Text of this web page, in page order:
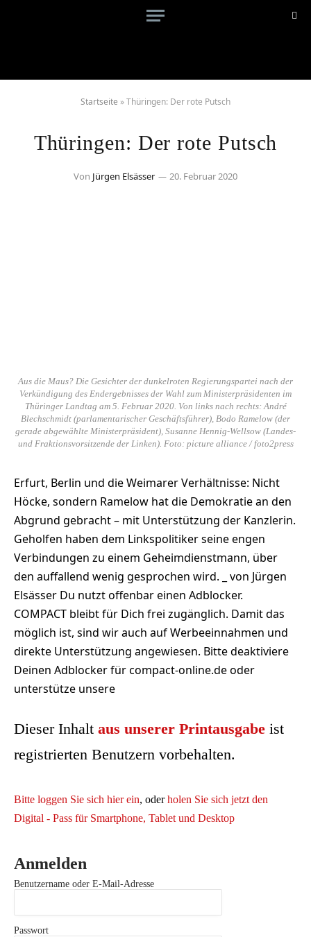
Startseite »Thüringen: Der rote Putsch
Thüringen: Der rote Putsch
Von Jürgen Elsässer 20. Februar 2020
Aus die Maus? Die Gesichter der dunkelroten Regierungspartei nach der
Verkündigung des Endergebnisses der Wahl zum Ministerpräsidenten im
Thüringer Landtag am 5. Februar 2020. Von links nach rechts: André
Blechschmidt (parlamentarischer Geschäftsführer), Bodo Ramelow (der
gerade abgewählte Ministerpräsident), Susanne Hennig-Wellsow (Landes-
und Fraktionsvorsitzende der Linken). Foto: picture alliance / foto2press
Erfurt, Berlin und die Weimarer Verhältnisse: Nicht
Höcke, sondern Ramelow hat die Demokratie an den
Abgrund gebracht – mit Unterstützung der Kanzlerin.
Geholfen haben dem Linkspolitiker seine engen
Verbindungen zu einem Geheimdienstmann, über
den auffallend wenig gesprochen wird. _ von Jürgen
Elsässer Du nutzt offenbar einen Adblocker.
COMPACT bleibt für Dich frei zugänglich. Damit das
möglich ist, sind wir auch auf Werbeeinnahmen und
direkte Unterstützung angewiesen. Bitte deaktiviere
Deinen Adblocker für compact-online.de oder
unterstütze unsere
Dieser Inhalt aus unserer Printausgabe ist
registrierten Benutzern vorbehalten.
Bitte loggen Sie sich hier ein, oderholen Sie sich jetzt den
Digital - Pass für Smartphone, Tablet und Desktop
Anmelden
Benutzername oder E-Mail-Adresse
Passwort